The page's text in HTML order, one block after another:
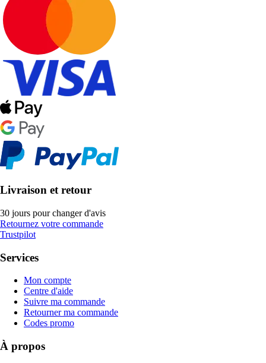
Livraison et retour
30 jours pour changer d'avis
Retournez votre commande
Trustpilot
Services
Mon compte
Centre d'aide
Suivre ma commande
Retourner ma commande
Codes promo
À propos